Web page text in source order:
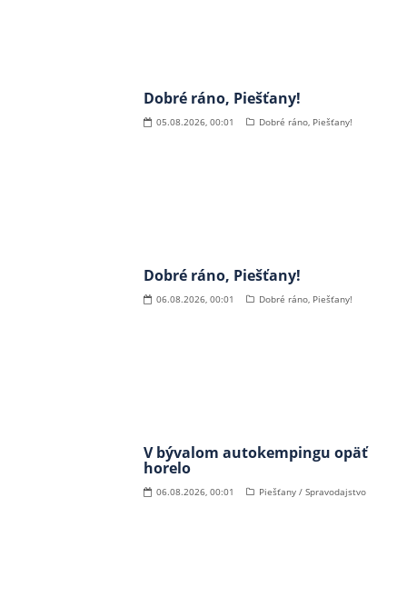
Dobré ráno, Piešťany!
05.08.2026, 00:01 Dobré ráno, Piešťany!
Dobré ráno, Piešťany!
06.08.2026, 00:01 Dobré ráno, Piešťany!
V bývalom autokempingu opäť
horelo
06.08.2026, 00:01 Piešťany / Spravodajstvo